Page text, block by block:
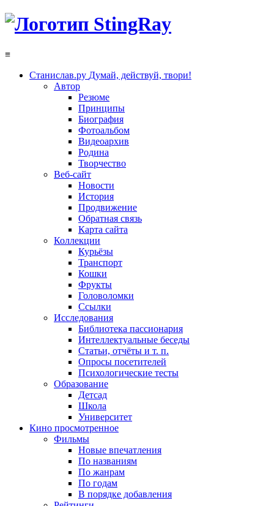
≡
Станислав.ру Думай, действуй, твори!
Автор
Резюме
Принципы
Биография
Фотоальбом
Видеоархив
Родина
Творчество
Веб-сайт
Новости
История
Продвижение
Обратная связь
Карта сайта
Коллекции
Курьёзы
Транспорт
Кошки
Фрукты
Головоломки
Ссылки
Исследования
Библиотека пассионария
Интеллектуальные беседы
Статьи, отчёты и т. п.
Опросы посетителей
Психологические тесты
Образование
Детсад
Школа
Университет
Кино просмотренное
Фильмы
Новые впечатления
По названиям
По жанрам
По годам
В порядке добавления